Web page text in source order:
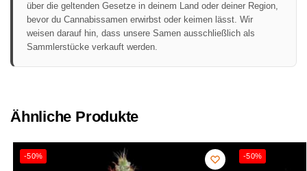
über die geltenden Gesetze in deinem Land oder deiner Region,
bevor du Cannabissamen erwirbst oder keimen lässt. Wir
weisen darauf hin, dass unsere Samen ausschließlich als
Sammlerstücke verkauft werden.
Ähnliche Produkte
-50% -50%